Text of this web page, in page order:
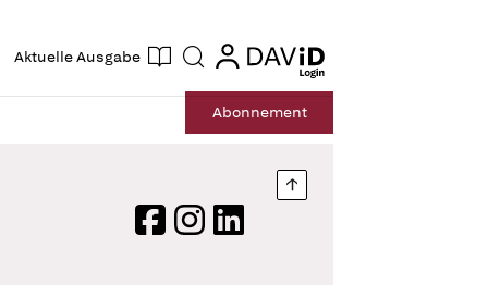
Aktuelle Ausgabe Suche login
login
Abonnement
Nach oben springen
FacebookInstagram
LinkedIn